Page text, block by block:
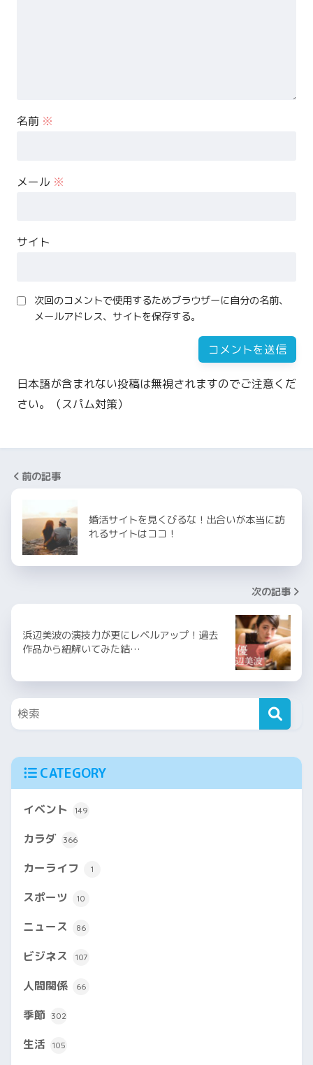
名前 ※
メール ※
サイト
次回のコメントで使用するためブラウザーに自分の名前、
メールアドレス、サイトを保存する。
日本語が含まれない投稿は無視されますのでご注意くだ
さい。（スパム対策）
前の記事
婚活サイトを見くびるな！出合いが本当に訪
れるサイトはココ！
次の記事
浜辺美波の演技力が更にレベルアップ！過去
作品から紐解いてみた結…
CATEGORY
イベント 149
カラダ 366
カーライフ 1
スポーツ 10
ニュース 86
ビジネス 107
人間関係 66
季節 302
生活 105